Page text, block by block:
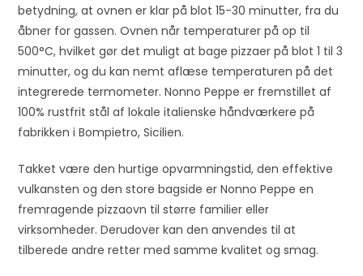
o
j
o
i
n
t
h
w
a
i
t
l
betydning, at ovnen er klar på blot 15-30 minutter, fra du
åbner for gassen. Ovnen når temperaturer på op til
500°C, hvilket gør det muligt at bage pizzaer på blot 1 til 3
minutter, og du kan nemt aflæse temperaturen på det
integrerede termometer. Nonno Peppe er fremstillet af
100% rustfrit stål af lokale italienske håndværkere på
fabrikken i Bompietro, Sicilien.
Takket være den hurtige opvarmningstid, den effektive
vulkansten og den store bagside er Nonno Peppe en
fremragende pizzaovn til større familier eller
virksomheder. Derudover kan den anvendes til at
tilberede andre retter med samme kvalitet og smag.